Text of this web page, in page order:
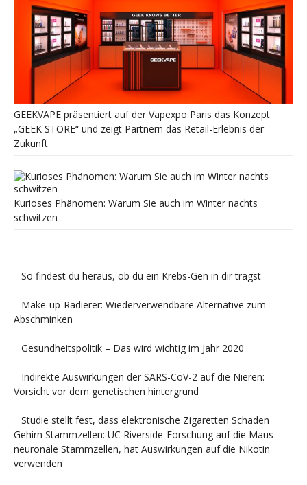
GEEKVAPE präsentiert auf der Vapexpo Paris das Konzept
„GEEK STORE“ und zeigt Partnern das Retail-Erlebnis der
Zukunft
Kurioses Phänomen: Warum Sie auch im Winter nachts
schwitzen
So findest du heraus, ob du ein Krebs-Gen in dir trägst
Make-up-Radierer: Wiederverwendbare Alternative zum
Abschminken
Gesundheitspolitik – Das wird wichtig im Jahr 2020
Indirekte Auswirkungen der SARS-CoV-2 auf die Nieren:
Vorsicht vor dem genetischen hintergrund
Studie stellt fest, dass elektronische Zigaretten Schaden
Gehirn Stammzellen: UC Riverside-Forschung auf die Maus
neuronale Stammzellen, hat Auswirkungen auf die Nikotin
verwenden